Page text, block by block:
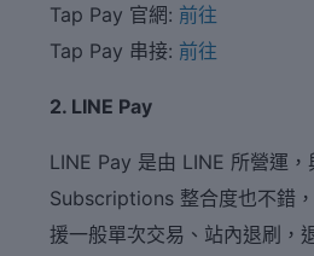
Tap Pay 官網: 前往
Tap Pay 串接: 前往
2. LINE Pay
LINE Pay 是由 LINE 所營運
Subscriptions 整合度也不錯
援一般單次交易、站內退刷，